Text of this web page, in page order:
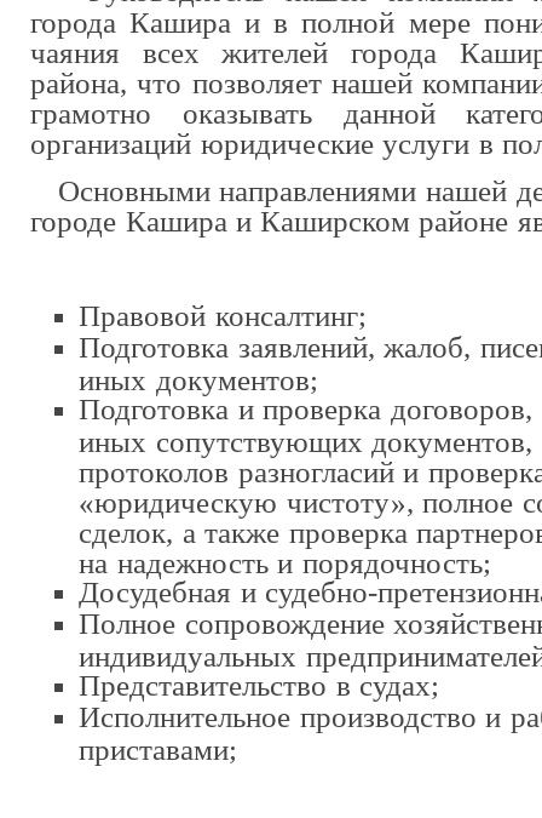
города Кашира и в полной мере
чаяния всех жителей города
района, что позволяет нашей
грамотно оказывать данной
организаций юридические услуги в
Основными направлениями нашей
городе Кашира и Каширском районе
Правовой консалтинг;
Подготовка заявлений, жалоб,
иных документов;
Подготовка и проверка
иных сопутствующих документов,
протоколов разногласий и
«юридическую чистоту», полное
сделок, а также проверка
на надежность и порядочность;
Досудебная и судебно-
Полное сопровождение
индивидуальных
Представительство в судах;
Исполнительное производство и
приставами;